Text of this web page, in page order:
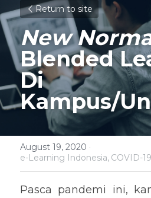
Return to site
New
Blended
Di
Kampus/
August 19, 2020 ·
e-Learning Indonesia, COVID-
Pasca pandemi ini,